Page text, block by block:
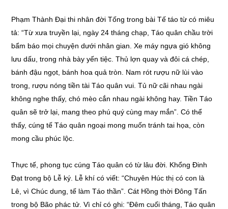
Phạm Thành Đại thi nhân đời Tống trong bài Tế táo từ có miêu
tả: “Từ xưa truyền lại, ngày 24 tháng chạp, Táo quân chầu trời
bẩm báo mọi chuyện dưới nhân gian. Xe máy ngựa gió không
lưu dấu, trong nhà bày yến tiệc. Thủ lợn quay và đôi cá chép,
bánh đậu ngọt, bánh hoa quả tròn. Nam rót rượu nữ lùi vào
trong, rượu nóng tiền tài Táo quân vui. Tủ nữ cãi nhau ngài
không nghe thấy, chó mèo cắn nhau ngài không hay. Tiền Táo
quân sẽ trở lại, mang theo phú quý cùng may mắn”. Có thể
thấy, cúng tế Táo quân ngoại mong muốn tránh tai họa, còn
mong cầu phúc lộc.
Thực tế, phong tục cúng Táo quân có từ lâu đời. Khổng Đinh
Đạt trong bộ Lễ ký. Lễ khí có viết: “Chuyên Húc thị có con là
Lê, vì Chúc dung, tế làm Táo thần”. Cát Hồng thời Đông Tấn
trong bộ Bão phác tử. Vì chỉ có ghi: “Đêm cuối tháng, Táo quân